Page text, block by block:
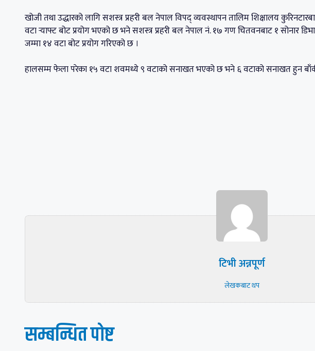
खोजी तथा उद्धारको लागि सशस्त्र प्रहरी बल नेपाल विपद् व्यवस्थापन तालिम शिक्षालय
वटा र्‍याफ्ट बोट प्रयोग भएको छ भने सशस्त्र प्रहरी बल नेपाल नं. १७ गण चितवनबाट १ सोनार
जम्मा १४ वटा बोट प्रयोग गरिएको छ ।
हालसम्म फेला परेका १५ वटा शवमध्ये ९ वटाको सनाखत भएको छ भने ६ वटाको सनाखत हुन
टिभी अन्नपूर्ण
लेखकबाट थप
सम्बन्धित पाेष्ट